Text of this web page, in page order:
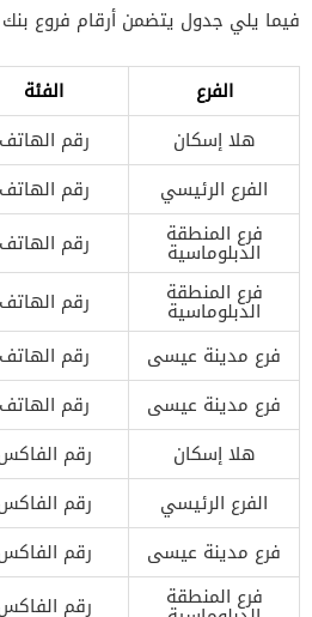
فيما يلي جدول يتضمن أرقام فروع
الفرع الفئة
هلا إسكان
رقم الهاتف
الفرع الرئيسي
رقم الهاتف
فرع المنطقة
الدبلوماسية رقم الهاتف
فرع المنطقة
الدبلوماسية رقم الهاتف
فرع مدينة عيسى
رقم الهاتف
فرع مدينة عيسى
رقم الهاتف
هلا إسكان
رقم
الفرع الرئيسي
رقم
فرع مدينة عيسى
رقم
فرع المنطقة
رقم